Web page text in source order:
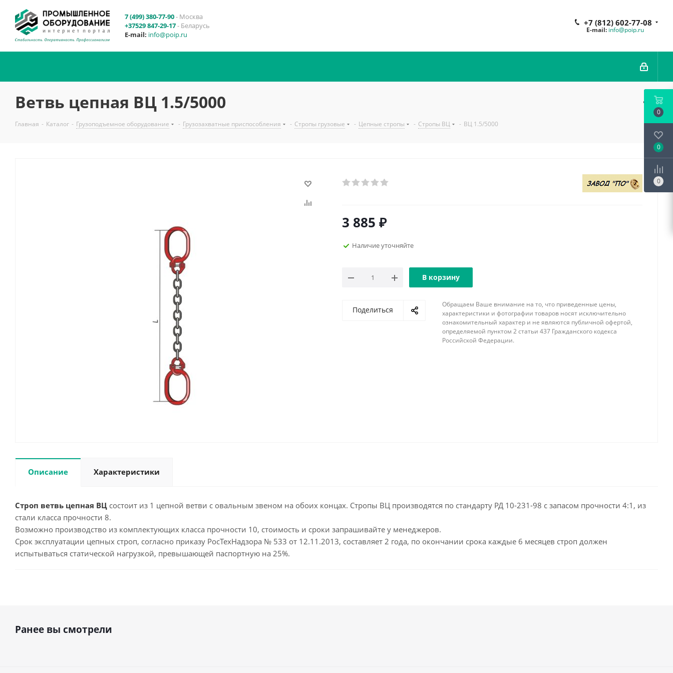
7 (499) 380-77-90- Москва
+37529 847-29-17- Беларусь
E-mail: info@poip.ru
+7 (812) 602-77-08
E-mail: info@poip.ru
Ветвь цепная ВЦ 1.5/5000
Главная - Каталог - Грузоподъемное оборудование - Грузозахватные приспособления - Стропы грузовые - Цепные стропы - Стропы ВЦ - ВЦ 1.5/5000
3 885 ₽
Наличие уточняйте
В корзину
Поделиться
Обращаем Ваше внимание на то, что приведенные цены,
характеристики и фотографии товаров носят исключительно
ознакомительный характер и не являются публичной офертой,
определяемой пунктом 2 статьи 437 Гражданского кодекса
Российской Федерации.
Описание Характеристики
Строп ветвь цепная ВЦ состоит из 1 цепной ветви с овальным звеном на обоих концах. Стропы ВЦ производятся по стандарту РД 10-231-98 с запасом прочности 4:1, из
стали класса прочности 8.
Возможно производство из комплектующих класса прочности 10, стоимость и сроки запрашивайте у менеджеров.
Срок эксплуатации цепных строп, согласно приказу РосТехНадзора № 533 от 12.11.2013, составляет 2 года, по окончании срока каждые 6 месяцев строп должен
испытываться статической нагрузкой, превышающей паспортную на 25%.
Ранее вы смотрели
0
0
0